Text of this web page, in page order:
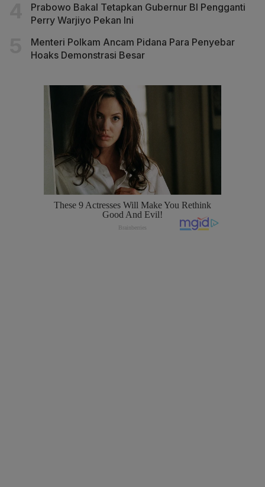
Prabowo Bakal Tetapkan Gubernur BI Pengganti
Perry Warjiyo Pekan Ini
Menteri Polkam Ancam Pidana Para Penyebar
Hoaks Demonstrasi Besar